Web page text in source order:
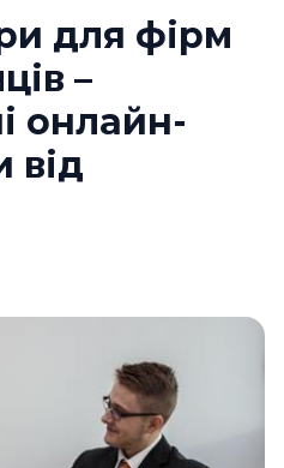
для фірм
–
онлайн-
від